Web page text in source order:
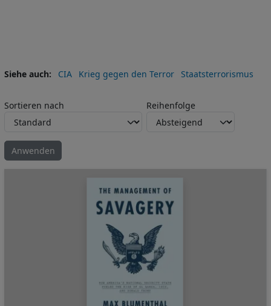
Siehe auch CIA Krieg gegen den Terror Staatsterrorismus
Sortieren nach Reihenfolge